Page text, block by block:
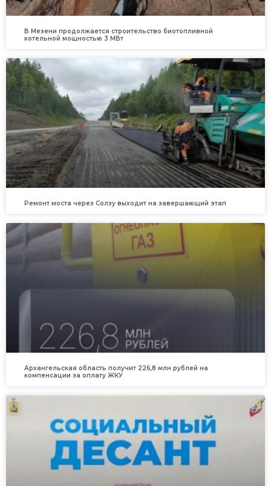
В Мезени продолжается строительство биотопливной
котельной мощностью 3 МВт
Ремонт моста через Солзу выходит на завершающий этап
Архангельская область получит 226,8 млн рублей на
компенсации за оплату ЖКУ